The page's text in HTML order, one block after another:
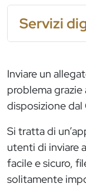
Servizi
Inviare un
problema grazie
disposizione dal
Si tratta di
utenti di inviare
facile e sicuro,
solitamente